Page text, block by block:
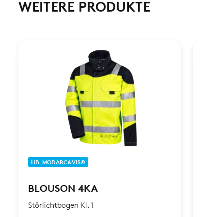
WEITERE PRODUKTE
HB-MODARC&VIS®
BLOUSON 4KA
Störlichtbogen Kl. 1